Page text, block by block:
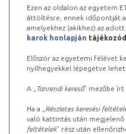
Ezen az oldalon az egyetem
áttöltésre, ennek időpontját az
amelyekhez (akikhez) az
karok honlapján
Először az egyetemi félévet
nyílhegyekkel lépegetve
A „ Tanrendi kereső” mezőbe írt
Ha a „ Részletes keresési
való kattintás után
feltételek” rész után